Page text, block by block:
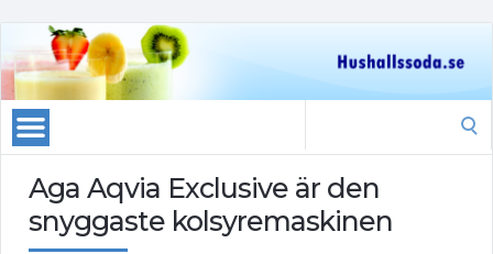
Aga Aqvia Exclusive är den
snyggaste kolsyremaskinen